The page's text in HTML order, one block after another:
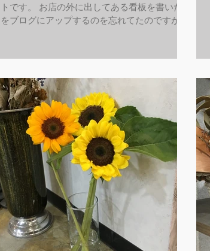
トです。 お店の外に出してある看板を書いたの
をブログにアップするのを忘れてたのですが、
が、今回のはヒゲとリップにしました。...